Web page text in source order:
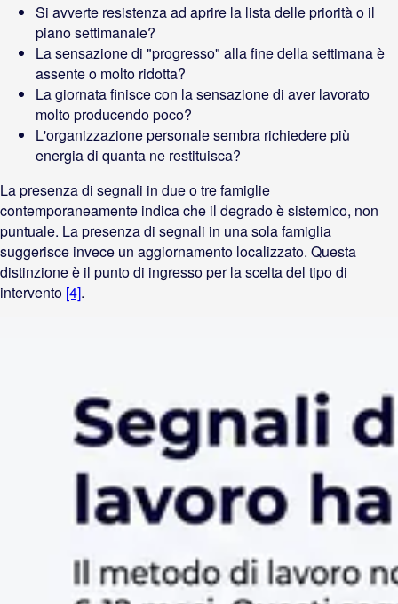
Si avverte resistenza ad aprire la lista delle priorità o il
piano settimanale?
La sensazione di "progresso" alla fine della settimana è
assente o molto ridotta?
La giornata finisce con la sensazione di aver lavorato
molto producendo poco?
L'organizzazione personale sembra richiedere più
energia di quanta ne restituisca?
La presenza di segnali in due o tre famiglie
contemporaneamente indica che il degrado è sistemico, non
puntuale. La presenza di segnali in una sola famiglia
suggerisce invece un aggiornamento localizzato. Questa
distinzione è il punto di ingresso per la scelta del tipo di
intervento [4].